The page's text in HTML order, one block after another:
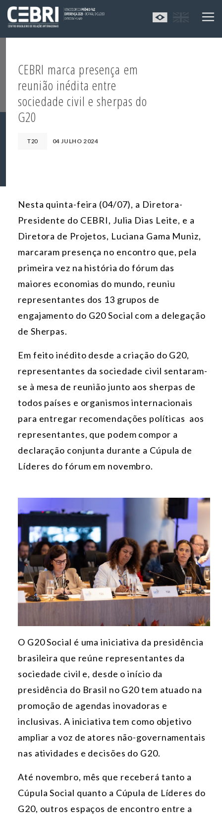
CEBRI marca presença em
reunião inédita entre
sociedade civil e sherpas do
G20
T20 04 JULHO 2024
Nesta quinta-feira (04/07), a Diretora-
Presidente do CEBRI, Julia Dias Leite, e a
Diretora de Projetos, Luciana Gama Muniz,
marcaram presença no encontro que, pela
primeira vez na história do fórum das
maiores economias do mundo, reuniu
representantes dos 13 grupos de
engajamento do G20 Social com a delegação
de Sherpas.
Em feito inédito desde a criação do G20,
representantes da sociedade civil sentaram-
se à mesa de reunião junto aos sherpas de
todos países e organismos internacionais
para entregar recomendações políticas aos
representantes, que podem compor a
declaração conjunta durante a Cúpula de
Líderes do fórum em novembro.
O G20 Social é uma iniciativa da presidência
brasileira que reúne representantes da
sociedade civil e, desde o início da
presidência do Brasil no G20 tem atuado na
promoção de agendas inovadoras e
inclusivas. A iniciativa tem como objetivo
ampliar a voz de atores não-governamentais
nas atividades e decisões do G20.
Até novembro, mês que receberá tanto a
Cúpula Social quanto a Cúpula de Líderes do
G20, outros espaços de encontro entre a